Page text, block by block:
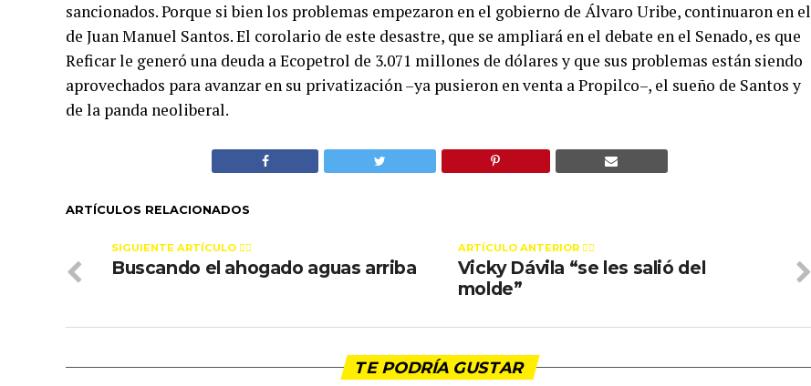
sancionados. Porque si bien los problemas empezaron en el gobierno de Álvaro Uribe, continuaron en el
de Juan Manuel Santos. El corolario de este desastre, que se ampliará en el debate en el Senado, es que
Reficar le generó una deuda a Ecopetrol de 3.071 millones de dólares y que sus problemas están siendo
aprovechados para avanzar en su privatización –ya pusieron en venta a Propilco–, el sueño de Santos y
de la panda neoliberal.
ARTÍCULOS RELACIONADOS
ARTÍCULO ANTERIOR 👉🏻
Vicky Dávila “se les salió del
molde”
SIGUIENTE ARTÍCULO 👈🏻
Buscando el ahogado aguas arriba
TE PODRÍA GUSTAR